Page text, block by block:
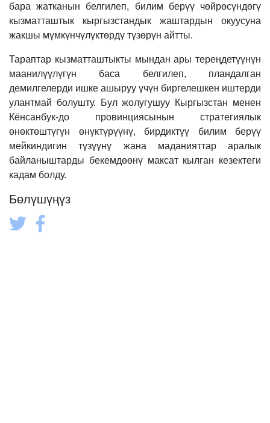
бара жатканын белгилеп, билим берүү чөйрөсүндөгү
кызматташтык кыргызстандык жаштардын окуусуна
жакшы мүмкүнчүлүктөрдү түзөрүн айтты.
Тараптар кызматташтыкты мындан ары тереңдетүүнүн
маанилүүлүгүн баса белгилеп, пландалган
демилгелерди ишке ашыруу үчүн биргелешкен иштерди
улантмай болушту. Бул жолугушуу Кыргызстан менен
Кёнсанбук-до провинциясынын стратегиялык
өнөктөштүгүн өнүктүрүүнү, бирдиктүү билим берүү
мейкиндигин түзүүнү жана маданияттар аралык
байланыштарды бекемдөөнү максат кылган кезектеги
кадам болду.
Бөлүшүңүз